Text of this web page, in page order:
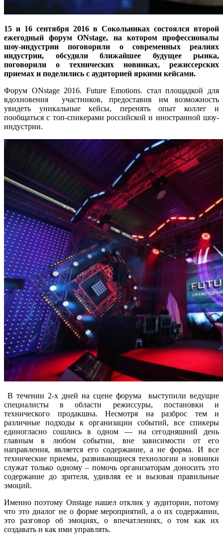
15 и 16 сентября 2016 в Сокольниках состоялся второй
ежегодный форум ONstage, на котором профессионалы
шоу-индустрии поговорили о современных реалиях
индустрии, обсудили ближайшее будущее рынка,
поговорили о технических новинках, режиссерских
приемах и поделились с аудиторией яркими кейсами.
Форум ONstage 2016. Future Emotions. стал площадкой для
вдохновения участников, предоставив им возможность
увидеть уникальные кейсы, перенять опыт коллег и
пообщаться с топ-спикерами российской и иностранной шоу-
индустрии.
В течении 2-х дней на сцене форума выступили ведущие
специалисты в области режиссуры, постановки и
технического продакшна. Несмотря на разброс тем и
различные подходы к организации событий, все спикеры
единогласно сошлись в одном — на сегодняшний день
главным в любом событии, вне зависимости от его
направления, является его содержание, а не форма. И все
технические приемы, развивающиеся технологии и новинки
служат только одному – помочь организаторам доносить это
содержание до зрителя, удивляя ее и вызовая правильные
эмоций.
Именно поэтому Onstage нашел отклик у аудитории, потому
что это диалог не о форме мероприятий, а о их содержании,
это разговор об эмоциях, о впечатлениях, о том как их
создавать и как ими управлять.